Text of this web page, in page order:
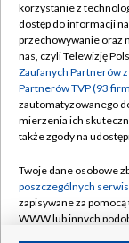
Abonament
Emisja w TVP
Centrum
Naziemna
Rada
System NOS
korzystanie z
dostęp do informacji
przechowywanie oraz
nas, czyli Telewizję
Zaufanych Partnerów
Partnerów TVP (93
zautomatyzowanego
mierzenia ich
także zgody na
Twoje dane osobowe
poszczególnych
zapisywane za
WWW lub innych